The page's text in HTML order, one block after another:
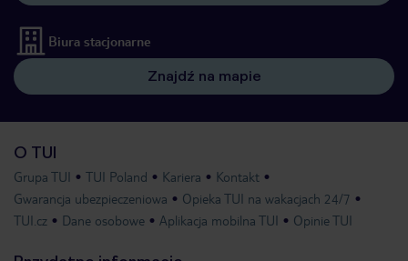
Biura stacjonarne
Znajdź na mapie
O TUI
Grupa TUI TUI Poland Kariera
Kontakt
Gwarancja ubezpieczeniowa
Opieka TUI na wakacjach 24/7
TUI.cz
Dane osobowe Aplikacja mobilna TUI Opinie TUI